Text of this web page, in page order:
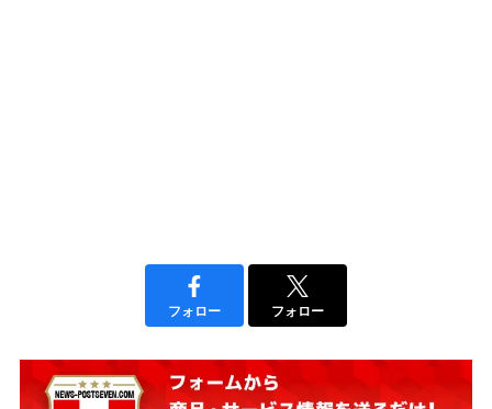
フォロー フォロー